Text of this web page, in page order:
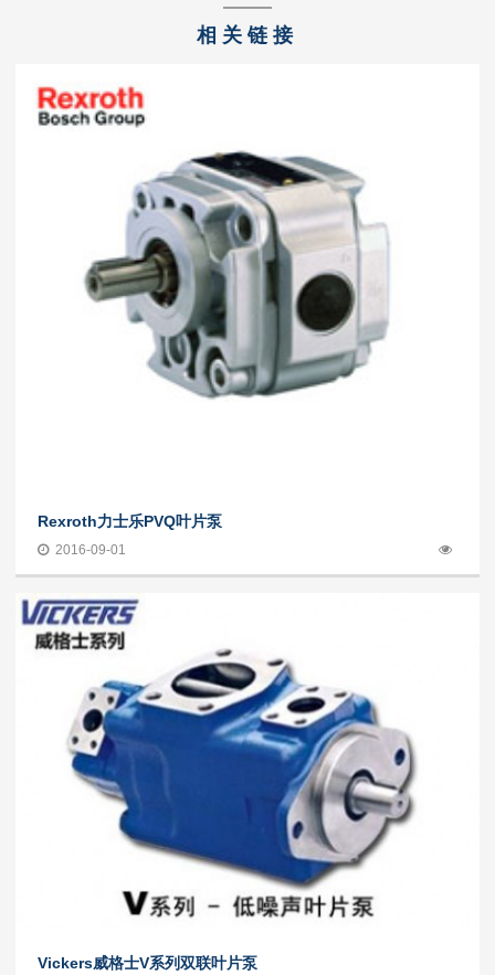
相关链接
Rexroth力士乐PVQ叶片泵
2016-09-01
Vickers威格士V系列双联叶片泵